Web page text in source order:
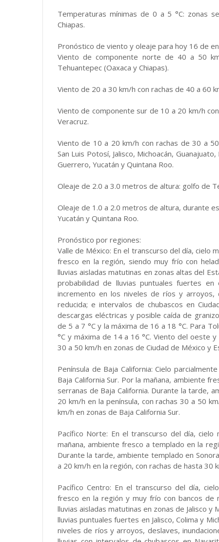
Temperaturas mínimas de 0 a 5 °C: zonas
Chiapas.
Pronóstico de viento y oleaje para hoy 16 de
Viento de componente norte de 40 a 50
Tehuantepec (Oaxaca y Chiapas).
Viento de 20 a 30 km/h con rachas de 40 a 60
Viento de componente sur de 10 a 20 km/h
Veracruz.
Viento de 10 a 20 km/h con rachas de 30 a 50
San Luis Potosí, Jalisco, Michoacán,
Guerrero, Yucatán y Quintana Roo.
Oleaje de 2.0 a 3.0 metros de altura: golfo de
Oleaje de 1.0 a 2.0 metros de altura, durante
Yucatán y Quintana Roo.
Pronóstico por regiones:
Valle de México: En el transcurso del día, cielo
fresco en la región, siendo muy frío con
lluvias aisladas matutinas en zonas altas del
probabilidad de lluvias puntuales fuertes
incremento en los niveles de ríos y arroyos,
reducida; e intervalos de chubascos en
descargas eléctricas y posible caída de
de 5 a 7 °C y la máxima de 16 a 18 °C. Para
°C y máxima de 14 a 16 °C. Viento del oeste
30 a 50 km/h en zonas de Ciudad de México y
Península de Baja California: Cielo
Baja California Sur. Por la mañana, ambiente
serranas de Baja California. Durante la tarde,
20 km/h en la península, con rachas 30 a 50
km/h en zonas de Baja California Sur.
Pacífico Norte: En el transcurso del día, cielo
mañana, ambiente fresco a templado en la
Durante la tarde, ambiente templado en
a 20 km/h en la región, con rachas de hasta 30
Pacífico Centro: En el transcurso del día,
fresco en la región y muy frío con bancos de
lluvias aisladas matutinas en zonas de Jalisco y
lluvias puntuales fuertes en Jalisco, Colima y
niveles de ríos y arroyos, deslaves,